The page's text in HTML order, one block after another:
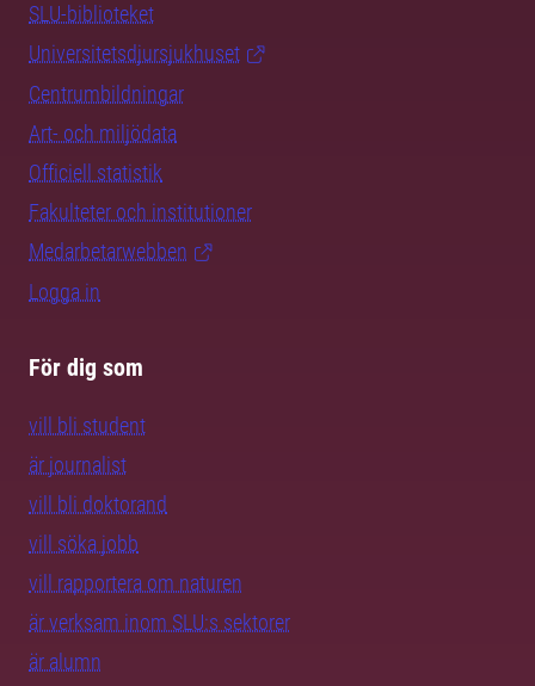
SLU-biblioteket
Universitetsdjursjukhuset
Centrumbildningar
Art- och miljödata
Officiell statistik
Fakulteter och institutioner
Medarbetarwebben
Logga in
För dig som
vill bli student
är journalist
vill bli doktorand
vill söka jobb
vill rapportera om naturen
är verksam inom SLU:s sektorer
är alumn